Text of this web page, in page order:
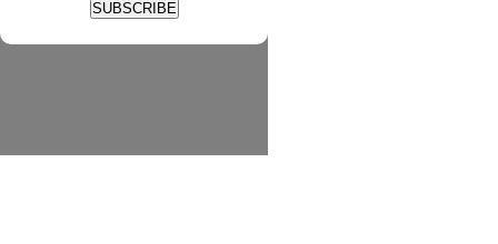
SUBSCRIBE